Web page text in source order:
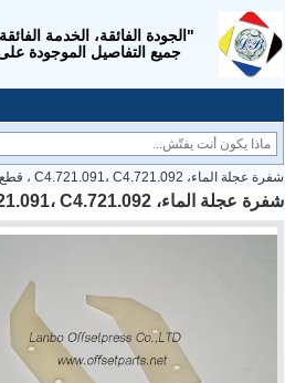
جميع التفاصيل الموجودة
شفرة عجلة الماء، C4.721.091، C4.721.092 ، قطع غيار آلة الطباعة
شفرة عجلة الماء، C4.721.091، C4.721.092 ، قطع غيار آلة الطباعة